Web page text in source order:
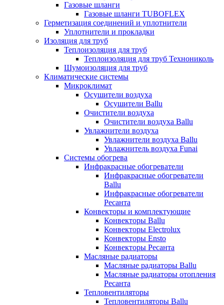
Газовые шланги
Газовые шланги TUBOFLEX
Герметизация соединений и уплотнители
Уплотнители и прокладки
Изоляция для труб
Теплоизоляция для труб
Теплоизоляция для труб Технониколь
Шумоизоляция для труб
Климатические системы
Микроклимат
Осушители воздуха
Осушители Ballu
Очистители воздуха
Очистители воздуха Ballu
Увлажнители воздуха
Увлажнители воздуха Ballu
Увлажнитель воздуха Funai
Системы обогрева
Инфракрасные обогреватели
Инфракрасные обогреватели
Ballu
Инфракрасные обогреватели
Ресанта
Конвекторы и комплектующие
Конвекторы Ballu
Конвекторы Electrolux
Конвекторы Ensto
Конвекторы Ресанта
Масляные радиаторы
Масляные радиаторы Ballu
Масляные радиаторы отопления
Ресанта
Тепловентиляторы
Тепловентиляторы Ballu